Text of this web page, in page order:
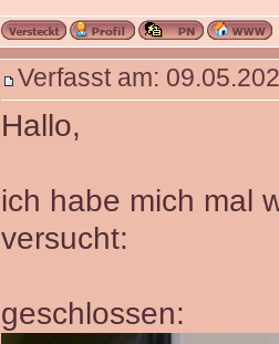
Verfasst am:
Hallo,
ich habe mich mal
versucht:
geschlossen: